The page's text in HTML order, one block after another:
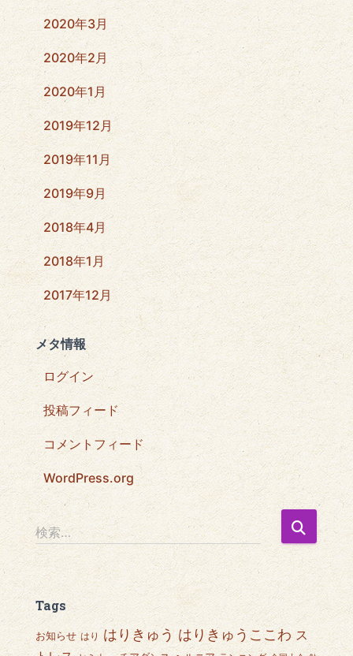
2020年3月
2020年2月
2020年1月
2019年12月
2019年11月
2019年9月
2018年4月
2018年1月
2017年12月
メタ情報
ログイン
投稿フィード
コメントフィード
WordPress.org
検
索
:
検索…
Tags
お知らせ はり はりきゅう はりきゅうここわ ス